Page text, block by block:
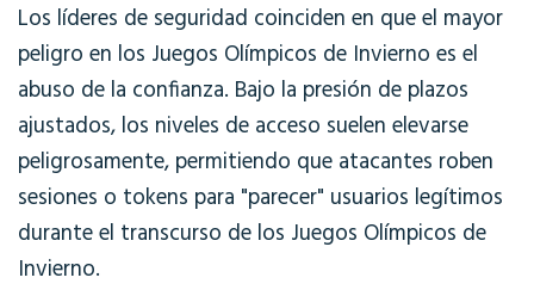
Los líderes de seguridad coinciden en que el mayor
peligro en los Juegos Olímpicos de Invierno es el
abuso de la confianza. Bajo la presión de plazos
ajustados, los niveles de acceso suelen elevarse
peligrosamente, permitiendo que atacantes roben
sesiones o tokens para "parecer" usuarios legítimos
durante el transcurso de los Juegos Olímpicos de
Invierno.